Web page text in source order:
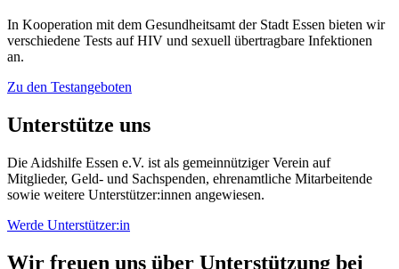
In Kooperation mit dem Gesundheitsamt der Stadt Essen bieten wir
verschiedene Tests auf HIV und sexuell übertragbare Infektionen
an.
Zu den Testangeboten
Unterstütze uns
Die Aidshilfe Essen e.V. ist als gemeinnütziger Verein auf
Mitglieder, Geld- und Sachspenden, ehrenamtliche Mitarbeitende
sowie weitere Unterstützer:innen angewiesen.
Werde Unterstützer:in
Wir freuen uns über Unterstützung bei